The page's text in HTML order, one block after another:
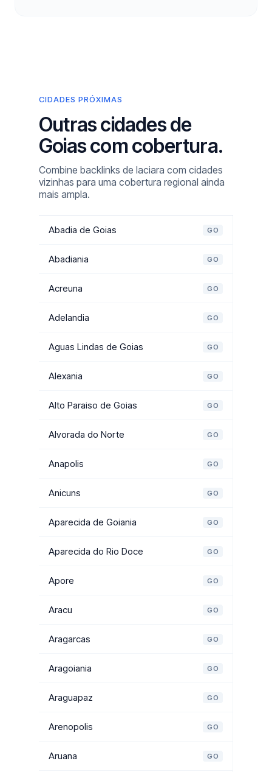
CIDADES PRÓXIMAS
Outras cidades de
Goias com cobertura.
Combine backlinks de Iaciara com cidades
vizinhas para uma cobertura regional ainda
mais ampla.
Abadia de Goias GO
Abadiania GO
Acreuna GO
Adelandia GO
Aguas Lindas de Goias GO
Alexania GO
Alto Paraiso de Goias GO
Alvorada do Norte GO
Anapolis GO
Anicuns GO
Aparecida de Goiania GO
Aparecida do Rio Doce GO
Apore GO
Aracu GO
Aragarcas GO
Aragoiania GO
Araguapaz GO
Arenopolis GO
Aruana GO